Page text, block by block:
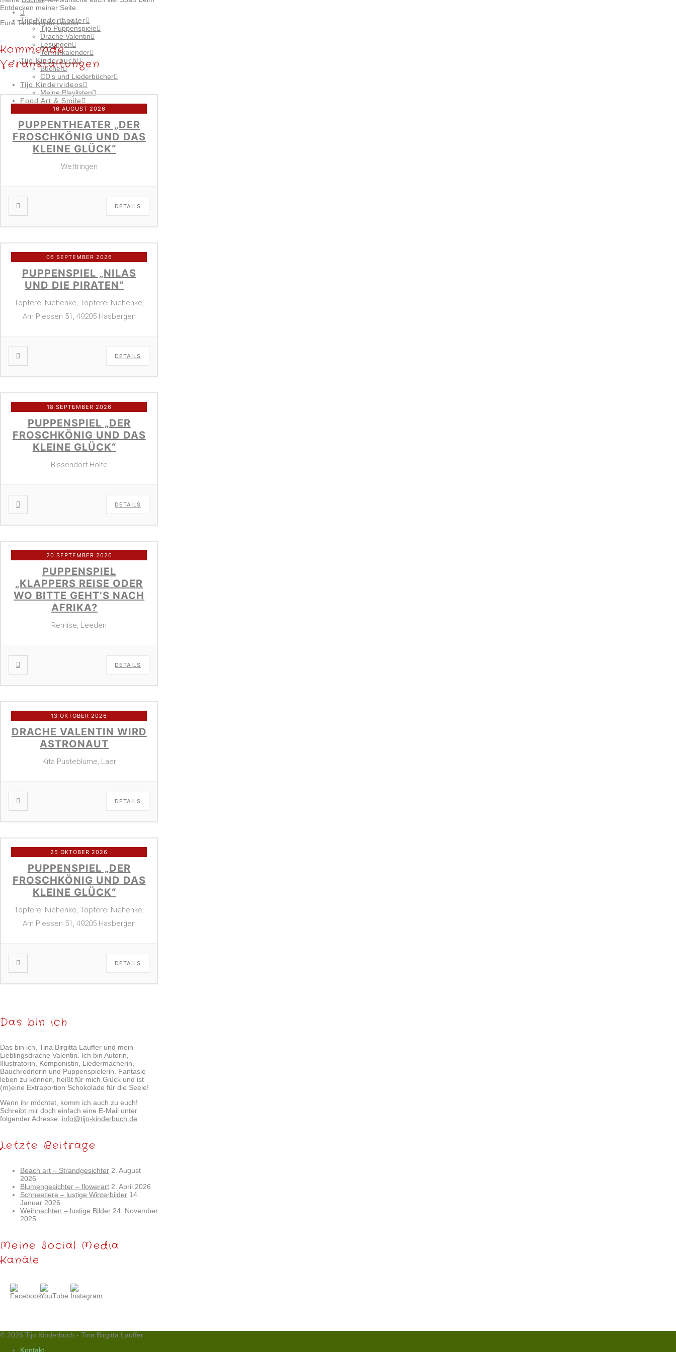
Tijo Kindertheater
Tijo Puppenspiele
Drache Valentin
Lesungen
Terminkalender
Tijo Kinderbuch
Bücher
CD’s und Liederbücher
Tijo Kindervideos
Meine Playlisten
Food Art & Smile
Smile Galerie
Über mich
Kontakt
Projekte
Presse
Entdecken meiner Seite.
Eure Tina Birgitta Lauffer
Kommende
Veranstaltungen
16 AUGUST 2026
PUPPENTHEATER „DER
FROSCHKÖNIG UND DAS
KLEINE GLÜCK“
Wettringen
DETAILS
06 SEPTEMBER 2026
PUPPENSPIEL „NILAS
UND DIE PIRATEN“
Töpferei Niehenke, Töpferei Niehenke,
Am Plessen 51, 49205 Hasbergen
DETAILS
18 SEPTEMBER 2026
PUPPENSPIEL „DER
FROSCHKÖNIG UND DAS
KLEINE GLÜCK“
Bissendorf Holte
DETAILS
20 SEPTEMBER 2026
PUPPENSPIEL
„KLAPPERS REISE ODER
WO BITTE GEHT’S NACH
AFRIKA?
Remise, Leeden
DETAILS
13 OKTOBER 2026
DRACHE VALENTIN WIRD
ASTRONAUT
Kita Pusteblume, Laer
DETAILS
25 OKTOBER 2026
PUPPENSPIEL „DER
FROSCHKÖNIG UND DAS
KLEINE GLÜCK“
Töpferei Niehenke, Töpferei Niehenke,
Am Plessen 51, 49205 Hasbergen
DETAILS
Das bin ich
Das bin ich, Tina Birgitta Lauffer und mein
Lieblingsdrache Valentin. Ich bin Autorin,
Illustratorin, Komponistin, Liedermacherin,
Bauchrednerin und Puppenspielerin. Fantasie
leben zu können, heißt für mich Glück und ist
(m)eine Extraportion Schokolade für die Seele!
Wenn ihr möchtet, komm ich auch zu euch!
Schreibt mir doch einfach eine E-Mail unter
folgender Adresse: info@tijo-kinderbuch.de
Letzte Beiträge
Beach art – Strandgesichter 2. August
2026
Blumengesichter – flowerart 2. April 2026
Schneetiere – lustige Winterbilder 14.
Januar 2026
Weihnachten – lustige Bilder 24. November
2025
Meine Social Media
Kanäle
© 2026 Tijo Kinderbuch - Tina Birgitta Lauffer
Kontakt